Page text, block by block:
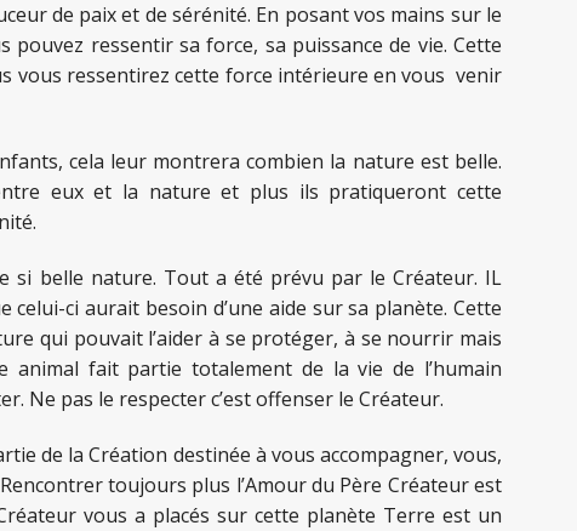
de paix et de sérénité. En posant vos mains sur le
pouvez ressentir sa force, sa puissance de vie. Cette
vous ressentirez cette force intérieure en vous venir
cela leur montrera combien la nature est belle.
eux et la nature et plus ils pratiqueront cette
si belle nature. Tout a été prévu par le Créateur. IL
ci aurait besoin d’une aide sur sa planète. Cette
qui pouvait l’aider à se protéger, à se nourrir mais
animal fait partie totalement de la vie de l’humain
Ne pas le respecter c’est offenser le Créateur.
de la Création destinée à vous accompagner, vous,
toujours plus l’Amour du Père Créateur est
vous a placés sur cette planète Terre est un